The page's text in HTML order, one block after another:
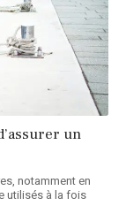
un
notamment en
utilisés à la fois